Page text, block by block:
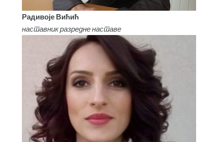
Радивоје Вићић
наставник разредне наставе